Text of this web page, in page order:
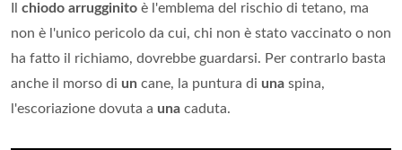
chiodo arrugginito è l'emblema del rischio di tetano, ma
non è l'unico pericolo da cui, chi non è stato vaccinato o non
ha fatto il richiamo, dovrebbe guardarsi. Per contrarlo basta
anche il morso di un cane, la puntura di una spina,
l'escoriazione dovuta a una caduta.